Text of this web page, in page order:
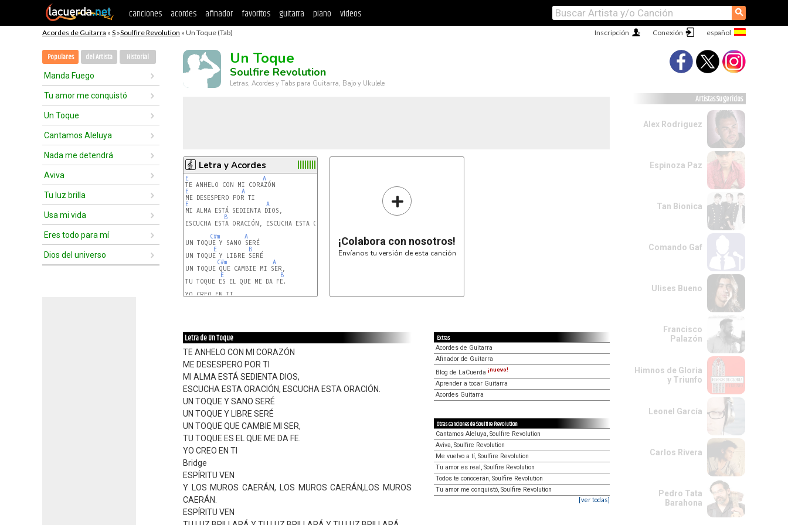
canciones acordes afinador favoritos guitarra piano videos ⚲
Acordes de Guitarra » S »Soulfire Revolution » Un Toque (Tab) Conexión
Inscripción
Populares del Artista Historial
Manda Fuego
Tu amor me conquistó
Un Toque
Cantamos Aleluya
Nada me detendrá
Aviva
Tu luz brilla
Usa mi vida
Eres todo para mí
Dios del universo
Un Toque
Soulfire Revolution
Letras, Acordes y Tabs para Guitarra, Bajo y Ukulele
Letra y Acordes
E
A
E
A
E
A
MI ALMA ESTÁ SEDIENTA DIOS,
B
ESCUCHA ESTA ORACIÓN, ESCUCHA ESTA ORACIÓN.
C#m
A
UN TOQUE Y SANO SERÉ
E
B
UN TOQUE Y LIBRE SERÉ
C#m
A
UN TOQUE QUE CAMBIE MI SER,
E
B
TU TOQUE ES EL QUE ME DA FE.
YO CREO EN TI
+
¡Colabora con nosotros!
Envíanos tu versión de esta canción
Letra de Un Toque
TE ANHELO CON MI CORAZÓN
ME DESESPERO POR TI
MI ALMA ESTÁ SEDIENTA DIOS,
ESCUCHA ESTA ORACIÓN, ESCUCHA ESTA ORACIÓN.
UN TOQUE Y SANO SERÉ
UN TOQUE Y LIBRE SERÉ
UN TOQUE QUE CAMBIE MI SER,
TU TOQUE ES EL QUE ME DA FE.
YO CREO EN TI
Bridge
ESPÍRITU VEN
Y LOS MUROS CAERÁN, LOS MUROS CAERÁN,LOS MUROS
CAERÁN.
ESPÍRITU VEN
Extras
Acordes de Guitarra
Afinador de Guitarra
Blog de LaCuerda ¡nuevo!
Aprender a tocar Guitarra
Acordes Guitarra
Otras canciones de Soulfire Revolution
Cantamos Aleluya, Soulfire Revolution
Aviva, Soulfire Revolution
Me vuelvo a tí, Soulfire Revolution
Tu amor es real, Soulfire Revolution
Todos te conocerán, Soulfire Revolution
Tu amor me conquistó, Soulfire Revolution
[ver todas]
Artistas Sugeridos
Alex Rodriguez
Espinoza Paz
Tan Bionica
Comando Gaf
Ulises Bueno
Francisco
Palazón
Himnos de Gloria
y Triunfo
Leonel García
Carlos Rivera
Pedro Tata
Barahona